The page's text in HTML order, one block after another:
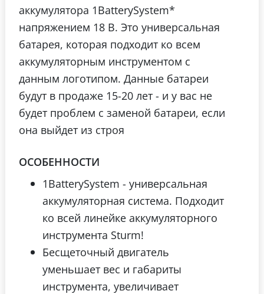
аккумулятора 1BatterySystem*
напряжением 18 В. Это универсальная
батарея, которая подходит ко всем
аккумуляторным инструментом с
данным логотипом. Данные батареи
будут в продаже 15-20 лет - и у вас не
будет проблем с заменой батареи, если
она выйдет из строя
ОСОБЕННОСТИ
1BatterySystem - универсальная
аккумуляторная система. Подходит
ко всей линейке аккумуляторного
инструмента Sturm!
Бесщеточный двигатель
уменьшает вес и габариты
инструмента, увеличивает